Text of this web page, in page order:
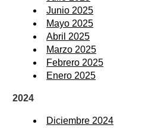
Junio 2025
Mayo 2025
Abril 2025
Marzo 2025
Febrero 2025
Enero 2025
2024
Diciembre 2024